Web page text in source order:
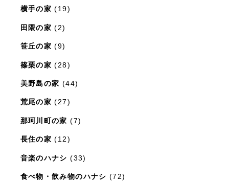
横手の家 (19)
田隈の家 (2)
笹丘の家 (9)
篠栗の家 (28)
美野島の家 (44)
荒尾の家 (27)
那珂川町の家 (7)
長住の家 (12)
音楽のハナシ (33)
食べ物・飲み物のハナシ (72)